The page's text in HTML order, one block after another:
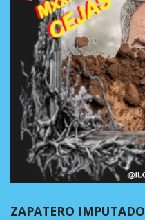
ZAPATERO IMPUTADO